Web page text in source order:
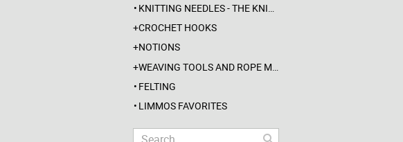
KNITTING NEEDLES - THE KNITTING BARBER
CROCHET HOOKS
NOTIONS
WEAVING TOOLS AND ROPE MAKING
FELTING
LIMMOS FAVORITES